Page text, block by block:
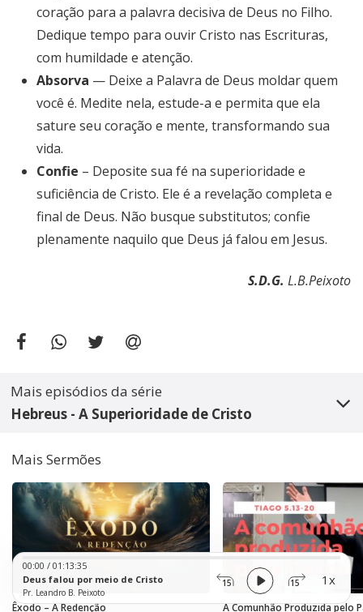
coração para a palavra decisiva de Deus no Filho.
Dedique tempo para ouvir Cristo nas Escrituras,
com humildade e atenção.
Absorva — Deixe a Palavra de Deus moldar quem
você é. Medite nela, estude-a e permita que ela
sature seu coração e mente, transformando sua
vida.
Confie – Deposite sua fé na superioridade e
suficiência de Cristo. Ele é a revelação completa e
final de Deus. Não busque substitutos; confie
plenamente naquilo que Deus já falou em Jesus.
S.D.G. L.B.Peixoto
Mais episódios da série
Hebreus - A Superioridade de Cristo
Mais Sermões
Êxodo – A Redenção A Comunhão Produzida pelo
Deus falou por meio de Cristo
Pr. Leandro B. Peixoto
Audio
Player
15 15
00:00 / 01:13:35
1x